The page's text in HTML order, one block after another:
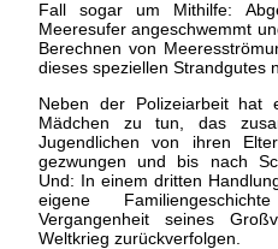
Fall sogar um Mithilfe:
Meeresufer angeschwemmt
Berechnen von
dieses speziellen Strandgutes
Neben der Polizeiarbeit hat
Mädchen zu tun, das
Jugendlichen von ihren
gezwungen und bis nach
Und: In einem dritten
eigene
Vergangenheit seines
Weltkrieg zurückverfolgen.